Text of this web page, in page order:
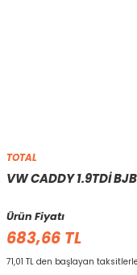
TOTAL
VW CADDY 1.9TDİ
Ürün Fiyatı
683,66 TL
71,01 TL den başlayan